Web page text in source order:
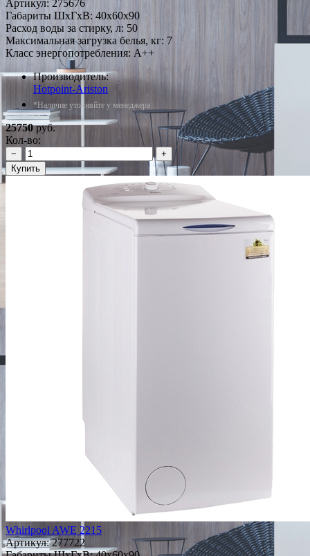
Артикул: 275676
Габариты ШxГxВ: 40x60x90
Расход воды за стирку, л: 50
Максимальная загрузка белья, кг: 7
Класс энергопотребления: A++
Производитель:
Hotpoint-Ariston
*Наличие уточняйте у менеджера
25750руб.
Кол-во:
−
+
Купить
Whirlpool AWE 2215
Артикул:277722